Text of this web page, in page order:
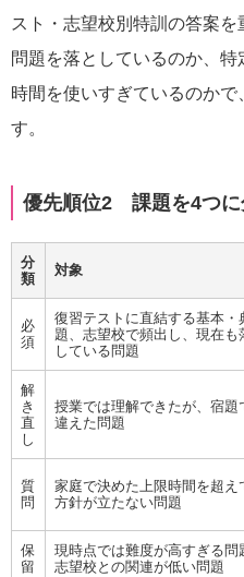
スト・志望校別特訓の答案
問題を落としているのか、
時間を使いすぎているのか
す。
優先順位2 課題を4つに
分
類
対象
必
須
復習テストに直結する基本・
題、志望校で頻出し、現在も
している問題
解
き
直
し
授業では理解できたが、宿題
違えた問題
質
問
家庭で決めた上限時間を超え
方針が立たない問題
保
留
現時点では難度が高すぎる問
志望校との関連が低い問題